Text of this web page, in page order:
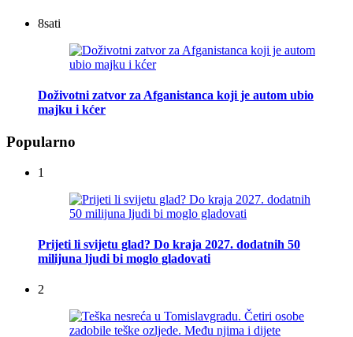
8sati
Doživotni zatvor za Afganistanca koji je autom ubio
majku i kćer
Popularno
1
Prijeti li svijetu glad? Do kraja 2027. dodatnih 50
milijuna ljudi bi moglo gladovati
2